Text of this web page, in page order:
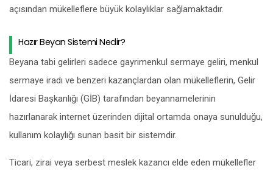
açısından mükelleflere büyük kolaylıklar sağlamaktadır.
Hazır Beyan Sistemi Nedir?
Beyana tabi gelirleri sadece gayrimenkul sermaye geliri, menkul
sermaye iradı ve benzeri kazançlardan olan mükelleflerin, Gelir
İdaresi Bașkanlığı (GİB) tarafından beyannamelerinin
hazırlanarak internet üzerinden dijital ortamda onaya sunulduğu,
kullanım kolaylığı sunan basit bir sistemdir.
Ticari, zirai veya serbest meslek kazancı elde eden mükellefler